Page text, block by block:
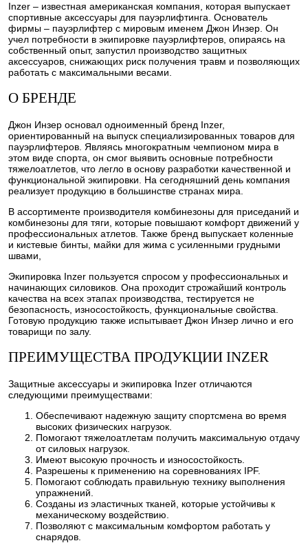
Inzer – известная американская компания, которая выпускает
спортивные аксессуары для пауэрлифтинга. Основатель
фирмы – пауэрлифтер с мировым именем Джон Инзер. Он
учел потребности в экипировке пауэрлифтеров, опираясь на
собственный опыт, запустил производство защитных
аксессуаров, снижающих риск получения травм и позволяющих
работать с максимальными весами.
О БРЕНДЕ
Джон Инзер основал одноименный бренд Inzer,
ориентированный на выпуск специализированных товаров для
пауэрлифтеров. Являясь многократным чемпионом мира в
этом виде спорта, он смог выявить основные потребности
тяжелоатлетов, что легло в основу разработки качественной и
функциональной экипировки. На сегодняшний день компания
реализует продукцию в большинстве странах мира.
В ассортименте производителя комбинезоны для приседаний и
комбинезоны для тяги, которые повышают комфорт движений у
профессиональных атлетов. Также бренд выпускает коленные
и кистевые бинты, майки для жима с усиленными грудными
швами,
Экипировка Inzer пользуется спросом у профессиональных и
начинающих силовиков. Она проходит строжайший контроль
качества на всех этапах производства, тестируется не
безопасность, износостойкость, функциональные свойства.
Готовую продукцию также испытывает Джон Инзер лично и его
товарищи по залу.
ПРЕИМУЩЕСТВА ПРОДУКЦИИ INZER
Защитные аксессуары и экипировка Inzer отличаются
следующими преимуществами:
Обеспечивают надежную защиту спортсмена во время
высоких физических нагрузок.
Помогают тяжелоатлетам получить максимальную отдачу
от силовых нагрузок.
Имеют высокую прочность и износостойкость.
Разрешены к применению на соревнованиях IPF.
Помогают соблюдать правильную технику выполнения
упражнений.
Созданы из эластичных тканей, которые устойчивы к
механическому воздействию.
Позволяют с максимальным комфортом работать у
снарядов.